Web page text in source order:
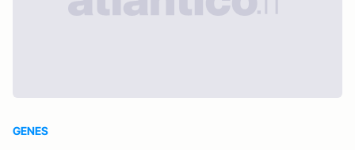
GENES